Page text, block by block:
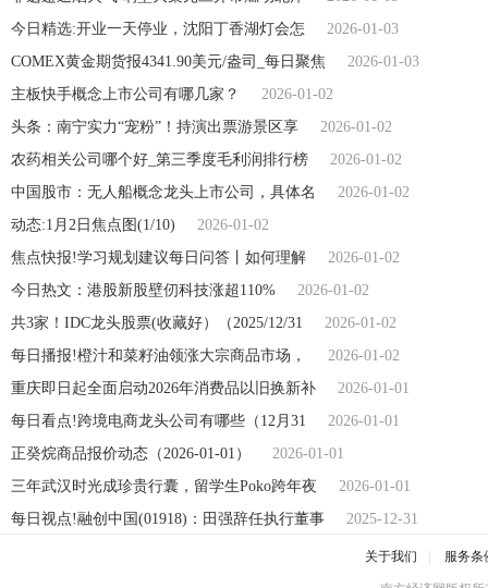
今日精选:开业一天停业，沈阳丁香湖灯会怎
2026-01-03
COMEX黄金期货报4341.90美元/盎司_每日聚焦
2026-01-03
主板快手概念上市公司有哪几家？
2026-01-02
头条：南宁实力“宠粉”！持演出票游景区享
2026-01-02
农药相关公司哪个好_第三季度毛利润排行榜
2026-01-02
中国股市：无人船概念龙头上市公司，具体名
2026-01-02
动态:1月2日焦点图(1/10)
2026-01-02
焦点快报!学习规划建议每日问答丨如何理解
2026-01-02
今日热文：港股新股壁仞科技涨超110%
2026-01-02
共3家！IDC龙头股票(收藏好）（2025/12/31
2026-01-02
每日播报!橙汁和菜籽油领涨大宗商品市场，
2026-01-02
重庆即日起全面启动2026年消费品以旧换新补
2026-01-01
每日看点!跨境电商龙头公司有哪些（12月31
2026-01-01
正癸烷商品报价动态（2026-01-01）
2026-01-01
三年武汉时光成珍贵行囊，留学生Poko跨年夜
2026-01-01
每日视点!融创中国(01918)：田强辞任执行董事
2025-12-31
关于我们 服务条